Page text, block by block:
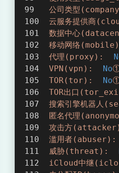
公司类型
云服务提供商
数据中心
移动网络
代理(proxy):
VPN(vpn):
No
TOR(tor):
No
TOR出口
搜索引擎机器人
匿名代理
攻击方
滥用者(abuser):
威胁(threat):
iCloud中继